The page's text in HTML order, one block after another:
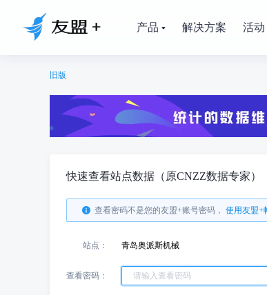
产品 解决方案 活动
旧版
快速查看站点数据（原CNZZ数据专家）
查看密码不是您的友盟+账号密码， 使用友盟+
站点： 青岛奥派斯机械
查看密码：